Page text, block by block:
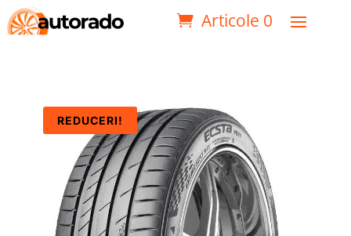
Articole 0
REDUCERI!